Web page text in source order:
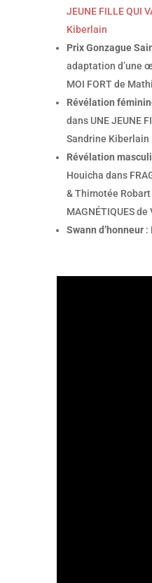
JEUNE FILLE QUI
Kiberlain
Prix Gonzague
adaptation d’une
MOI FORT de
Révélation
dans UNE JEUNE
Sandrine Kiberlain
Révélation
Houicha dans
& Thimotée Robart
MAGNÉTIQUES
Swann d’honneur: